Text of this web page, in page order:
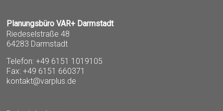
Planungsbüro VAR+ Darmstadt
Riedeselstraße 48
64283 Darmstadt
Telefon: +49 6151 1019105
Fax: +49 6151 660371
kontakt@varplus.de